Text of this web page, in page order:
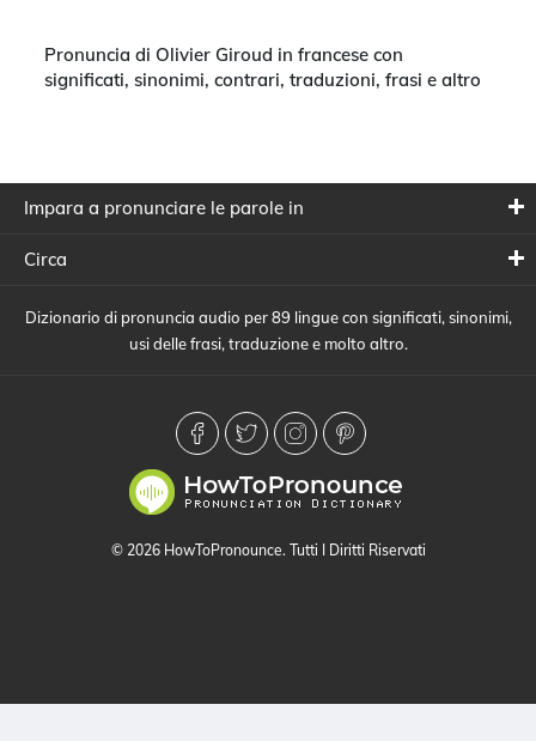
Pronuncia di Olivier Giroud in francese con
significati, sinonimi, contrari, traduzioni, frasi e altro
Impara a pronunciare le parole in
Circa
Dizionario di pronuncia audio per 89 lingue con significati, sinonimi,
usi delle frasi, traduzione e molto altro.
© 2026 HowToPronounce. Tutti I Diritti Riservati